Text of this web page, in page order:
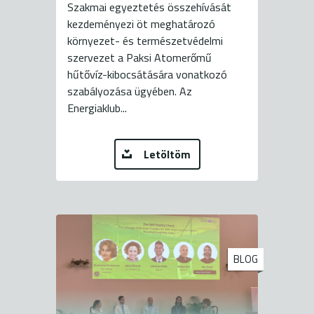
Szakmai egyeztetés összehívását
kezdeményezi öt meghatározó
környezet- és természetvédelmi
szervezet a Paksi Atomerőmű
hűtővíz-kibocsátására vonatkozó
szabályozása ügyében. Az
Energiaklub...
Letöltöm
BLOG